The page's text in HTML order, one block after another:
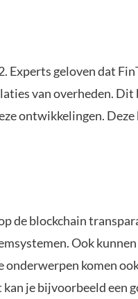
geloven dat
van overheden.
ontwikkelingen. Deze
de blockchain
Ook
onderwerpen komen
je bijvoorbeeld een